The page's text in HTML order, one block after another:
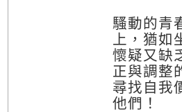
騷動的青
上，猶
懷疑又缺
正與調整
尋找自我
他們！